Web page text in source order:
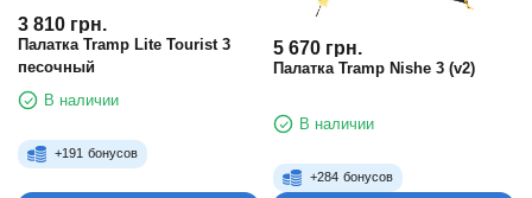
3 810 грн.
Палатка Tramp Lite Tourist 3
песочный
В наличии
+191 бонусов
5 670 грн.
Палатка Tramp Nishe 3 (v2)
В наличии
+284 бонусов